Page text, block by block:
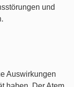
und
Auswirkungen